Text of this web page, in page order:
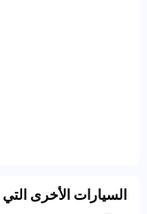
السيارات الأخرى